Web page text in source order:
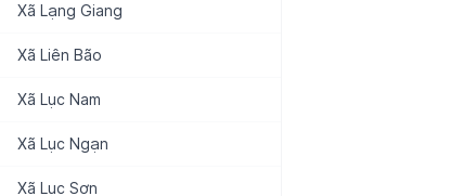
Xã Lạng Giang
Xã Liên Bão
Xã Lục Nam
Xã Lục Ngạn
Xã Lục Sơn